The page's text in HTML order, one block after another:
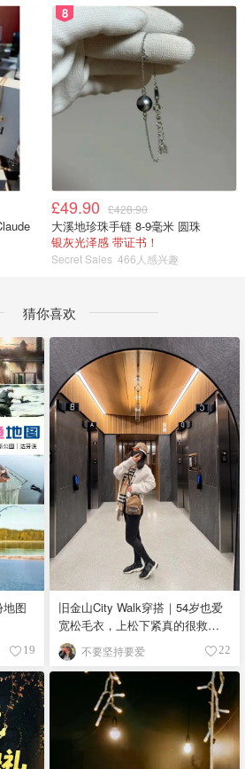
8
£49.90 £428.90
大溪地珍珠手链 8-9毫米 圆珠
银灰光泽感 带证书！
Secret Sales 466人感兴趣
猜你喜欢
图
19
旧金山City Walk穿搭｜54岁也爱
宽松毛衣，上松下紧真的很救比
例
不要坚持要爱 22